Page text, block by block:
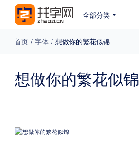
全部分类
免费下载 收费下载 更多
首页 / 字体 / 想做你的繁花似锦
想做你的繁花似锦